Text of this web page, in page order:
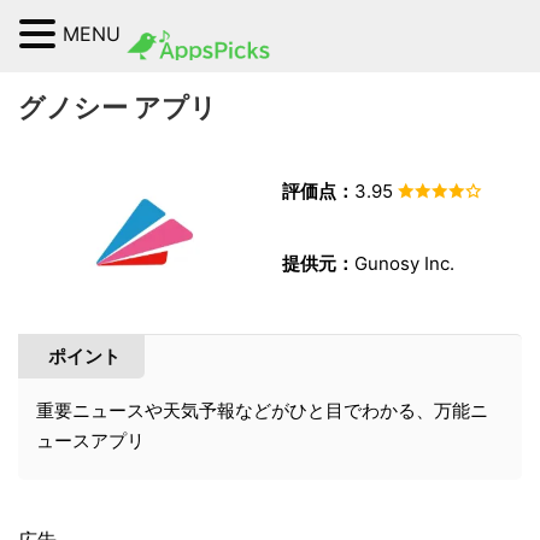
グノシー アプリ
評価点： 3.95
提供元： Gunosy Inc.
ポイント
重要ニュースや天気予報などがひと目でわかる、万能ニ
ュースアプリ
MENU